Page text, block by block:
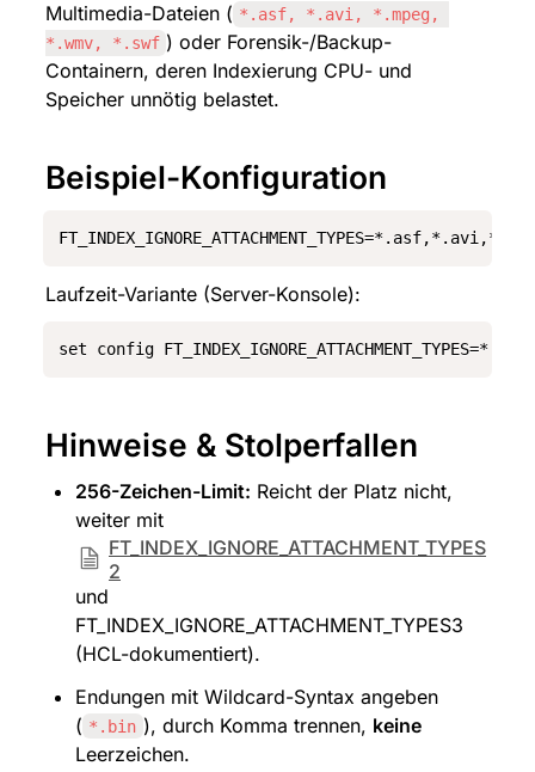
Multimedia-Dateien ( *.asf, *.avi, *.mpeg,
*.wmv, *.swf ) oder Forensik-/Backup-
Containern, deren Indexierung CPU- und
Speicher unnötig belastet.
Beispiel-Konfiguration
Laufzeit-Variante (Server-Konsole):
set config
Hinweise & Stolperfallen
256-Zeichen-Limit: Reicht der Platz nicht,
weiter mit
FT_INDEX_IGNORE_ATTACHMENT_TYPES
2
und
FT_INDEX_IGNORE_ATTACHMENT_TYPES3
(HCL-dokumentiert).
Endungen mit Wildcard-Syntax angeben
( *.bin ), durch Komma trennen, keine
Leerzeichen.